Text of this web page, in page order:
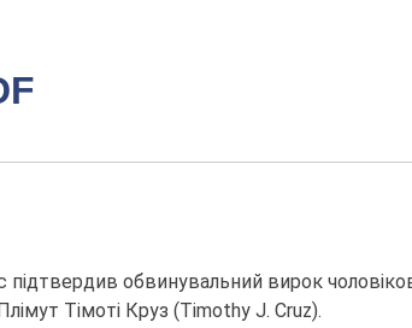
обвинувальний вирок
Тімоті Круз (Timothy J. Cruz).